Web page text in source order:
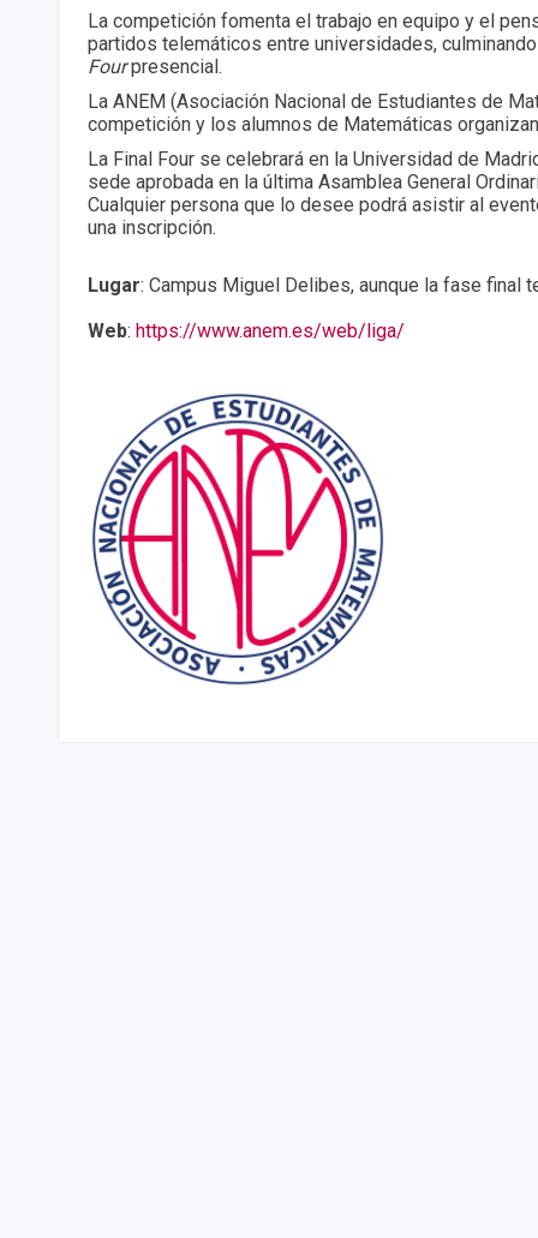
La competición fomenta el trabajo en equipo y el
partidos telemáticos entre universidades,
Fourpresencial.
La ANEM (Asociación Nacional de Estudiantes de
competición y los alumnos de Matemáticas
La Final Four se celebrará en la Universidad de
sede aprobada en la última Asamblea General
Cualquier persona que lo desee podrá asistir al
una inscripción.
Lugar: Campus Miguel Delibes, aunque la fase final
Web: https://www.anem.es/web/liga/